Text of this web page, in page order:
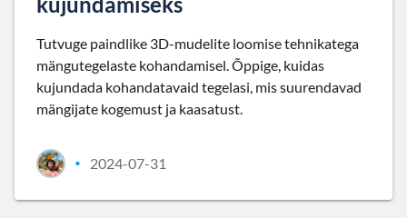
Tutvuge paindlike 3D-mudelite loomise tehnikatega
mängutegelaste kohandamisel. Õppige, kuidas
kujundada kohandatavaid tegelasi, mis suurendavad
mängijate kogemust ja kaasatust.
• 2024-07-31